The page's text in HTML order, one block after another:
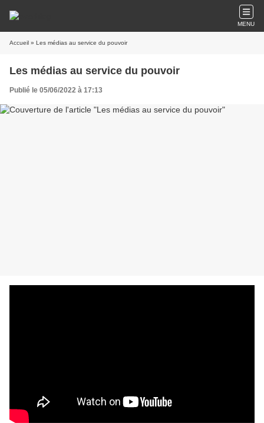
MENU
Accueil » Les médias au service du pouvoir
Les médias au service du pouvoir
Publié le 05/06/2022 à 17:13